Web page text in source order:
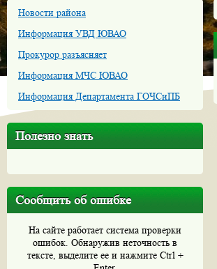
Новости района
Информация УВД ЮВАО
Прокурор разъясняет
Информация МЧС ЮВАО
Информация Департамента ГОЧСиПБ
Полезно знать
Сообщить об ошибке
На сайте работает система проверки
ошибок. Обнаружив неточность в
тексте, выделите ее и нажмите Ctrl +